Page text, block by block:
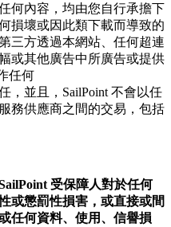
何內容，均由您自行承擔下
損壞或因此類下載而導致的
三方透過本網站、任何超連
或其他廣告中所廣告或提供
任何
，並且，SailPoint 不會以任
務供應商之間的交易，包括
受保障人對於任何
或懲罰性損害，或直接或間
任何資料、使用、信譽損